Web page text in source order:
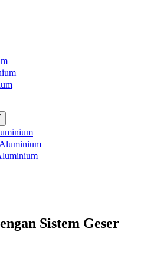
Sistem Geser